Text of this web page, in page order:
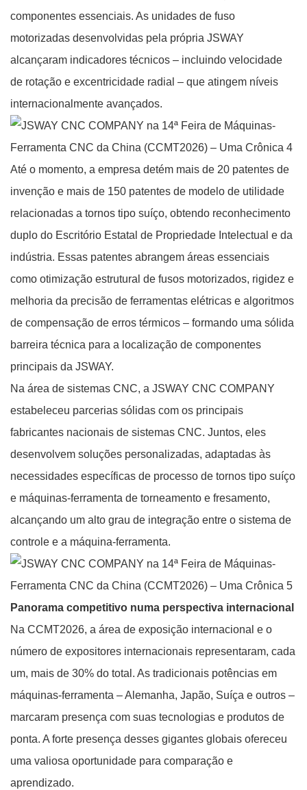
componentes essenciais. As unidades de fuso
motorizadas desenvolvidas pela própria JSWAY
alcançaram indicadores técnicos – incluindo velocidade
de rotação e excentricidade radial – que atingem níveis
internacionalmente avançados.
Até o momento, a empresa detém mais de 20 patentes de
invenção e mais de 150 patentes de modelo de utilidade
relacionadas a tornos tipo suíço, obtendo reconhecimento
duplo do Escritório Estatal de Propriedade Intelectual e da
indústria. Essas patentes abrangem áreas essenciais
como otimização estrutural de fusos motorizados, rigidez e
melhoria da precisão de ferramentas elétricas e algoritmos
de compensação de erros térmicos – formando uma sólida
barreira técnica para a localização de componentes
principais da JSWAY.
Na área de sistemas CNC, a JSWAY CNC COMPANY
estabeleceu parcerias sólidas com os principais
fabricantes nacionais de sistemas CNC. Juntos, eles
desenvolvem soluções personalizadas, adaptadas às
necessidades específicas de processo de tornos tipo suíço
e máquinas-ferramenta de torneamento e fresamento,
alcançando um alto grau de integração entre o sistema de
controle e a máquina-ferramenta.
Panorama competitivo numa perspectiva internacional
Na CCMT2026, a área de exposição internacional e o
número de expositores internacionais representaram, cada
um, mais de 30% do total. As tradicionais potências em
máquinas-ferramenta – Alemanha, Japão, Suíça e outros –
marcaram presença com suas tecnologias e produtos de
ponta. A forte presença desses gigantes globais ofereceu
uma valiosa oportunidade para comparação e
aprendizado.